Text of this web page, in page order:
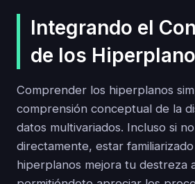
Integrando el
de los
Comprender los hiperplanos
comprensión conceptual de la
datos multivariados. Incluso si
directamente, estar
hiperplanos mejora tu destreza